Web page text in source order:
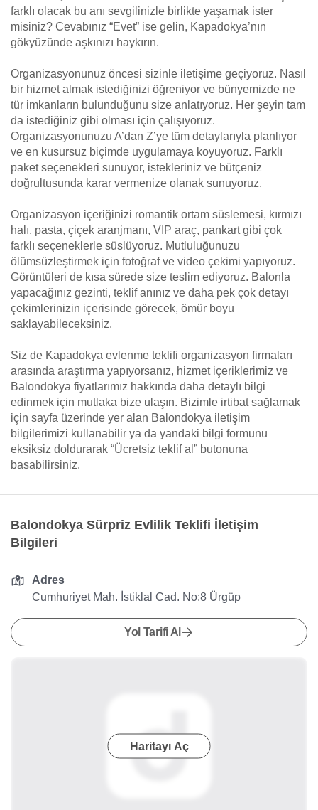
farklı olacak bu anı sevgilinizle birlikte yaşamak ister
misiniz? Cevabınız “Evet” ise gelin, Kapadokya’nın
gökyüzünde aşkınızı haykırın.
Organizasyonunuz öncesi sizinle iletişime geçiyoruz. Nasıl
bir hizmet almak istediğinizi öğreniyor ve bünyemizde ne
tür imkanların bulunduğunu size anlatıyoruz. Her şeyin tam
da istediğiniz gibi olması için çalışıyoruz.
Organizasyonunuzu A’dan Z’ye tüm detaylarıyla planlıyor
ve en kusursuz biçimde uygulamaya koyuyoruz. Farklı
paket seçenekleri sunuyor, istekleriniz ve bütçeniz
doğrultusunda karar vermenize olanak sunuyoruz.
Organizasyon içeriğinizi romantik ortam süslemesi, kırmızı
halı, pasta, çiçek aranjmanı, VIP araç, pankart gibi çok
farklı seçeneklerle süslüyoruz. Mutluluğunuzu
ölümsüzleştirmek için fotoğraf ve video çekimi yapıyoruz.
Görüntüleri de kısa sürede size teslim ediyoruz. Balonla
yapacağınız gezinti, teklif anınız ve daha pek çok detayı
çekimlerinizin içerisinde görecek, ömür boyu
saklayabileceksiniz.
Siz de Kapadokya evlenme teklifi organizasyon firmaları
arasında araştırma yapıyorsanız, hizmet içeriklerimiz ve
Balondokya fiyatlarımız hakkında daha detaylı bilgi
edinmek için mutlaka bize ulaşın. Bizimle irtibat sağlamak
için sayfa üzerinde yer alan Balondokya iletişim
bilgilerimizi kullanabilir ya da yandaki bilgi formunu
eksiksiz doldurarak “Ücretsiz teklif al” butonuna
basabilirsiniz.
Balondokya Sürpriz Evlilik Teklifi İletişim
Bilgileri
Adres
Cumhuriyet Mah. İstiklal Cad. No:8 Ürgüp
Yol Tarifi Al
Haritayı Aç